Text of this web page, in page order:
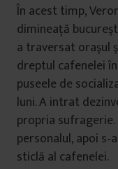
În acest timp,
dimineaţă
a traversat oraşul
dreptul cafenelei
puseele de
luni. A intrat
propria sufragerie.
personalul, apoi
sticlă al cafenelei.